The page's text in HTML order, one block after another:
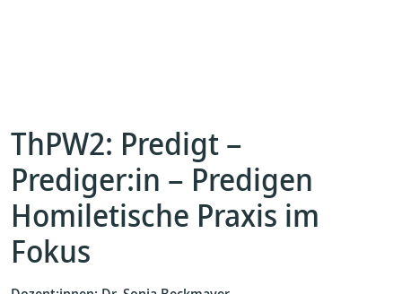
ThPW2: Predigt –
Prediger:in – Predigen
Homiletische Praxis im
Fokus